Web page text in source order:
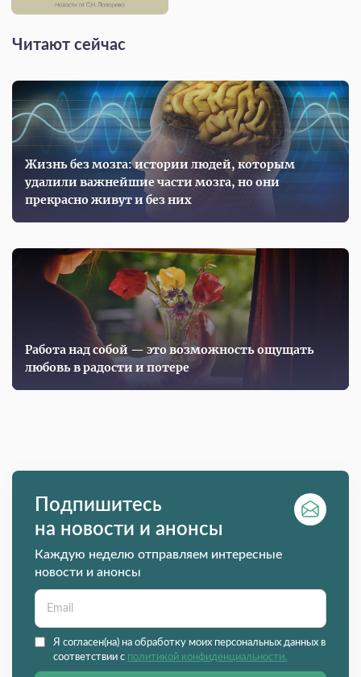
Читают сейчас
Жизнь без мозга: истории людей, которым
удалили важнейшие части мозга, но они
прекрасно живут и без них
Работа над собой — это возможность ощущать
любовь в радости и потере
Подпишитесь
на новости и анонсы
Каждую неделю отправляем интересные
новости и анонсы
Я согласен(на) на обработку моих персональных данных в
соответствии с политикой конфиденциальности.